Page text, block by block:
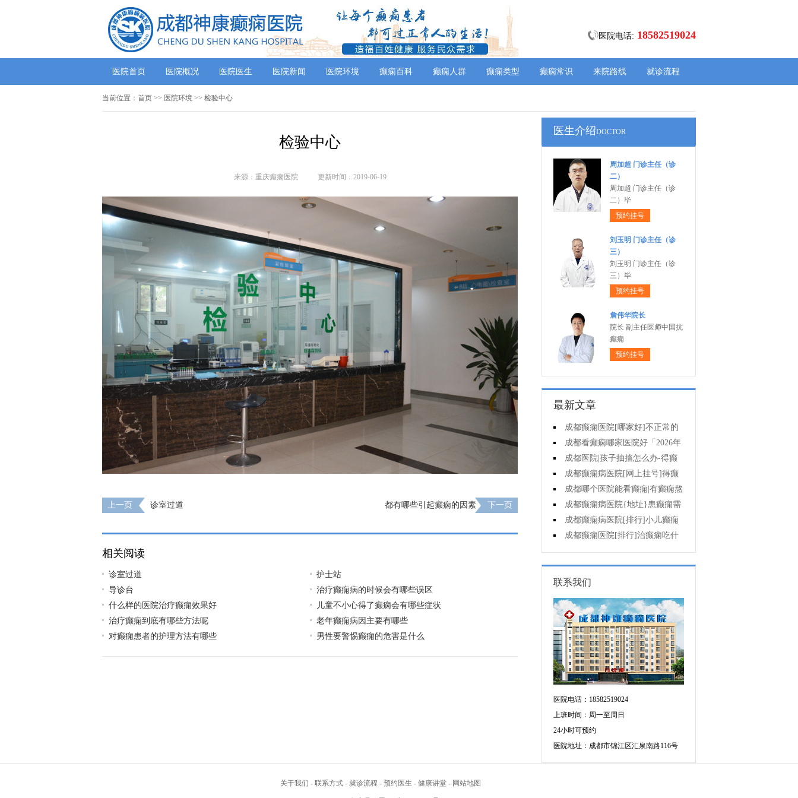
医院电话: 18582519024
医院首页 医院概况 医院医生 医院新闻 医院环境 癫痫百科 癫痫人群 癫痫类型 癫痫常识 来院路线 就诊流程
当前位置： 首页 >> 医院环境 >> 检验中心
检验中心
来源：重庆癫痫医院 更新时间：2019-06-19
上一页 诊室过道 都有哪些引起癫痫的因素 下一页
相关阅读
诊室过道
护士站
导诊台
治疗癫痫病的时候会有哪些误区
什么样的医院治疗癫痫效果好
儿童不小心得了癫痫会有哪些症状
治疗癫痫到底有哪些方法呢
老年癫痫病因主要有哪些
对癫痫患者的护理方法有哪些
男性要警惕癫痫的危害是什么
医生介绍DOCTOR
周加超 门诊主任（诊
二）
周加超 门诊主任（诊
二）毕
预约挂号
刘玉明 门诊主任（诊
三）
刘玉明 门诊主任（诊
三）毕
预约挂号
詹伟华院长
院长 副主任医师中国抗
癫痫
预约挂号
最新文章
成都癫痫医院[哪家好]不正常的
脑电图意味着什么?
成都看癫痫哪家医院好「2026年
度公布」癫痫诊断是要确定病情情
况吗?
成都医院|孩子抽搐怎么办-得癫
痫后不能治疗吗?
成都癫痫病医院[网上挂号]得癫
痫会有哪些问题?
成都哪个医院能看癫痫|有癫痫熬
夜可取吗?
成都癫痫病医院{地址}患癫痫需
住院治疗吗?
成都癫痫病医院[排行]小儿癫痫
要做好哪些预防?
成都癫痫医院[排行]治癫痫吃什
么药好呢?
联系我们
医院电话：18582519024
上班时间：周一至周日
24小时可预约
医院地址：成都市锦江区汇泉南路116号
关于我们 - 联系方式 - 就诊流程 - 预约医生 - 健康讲堂 - 网站地图